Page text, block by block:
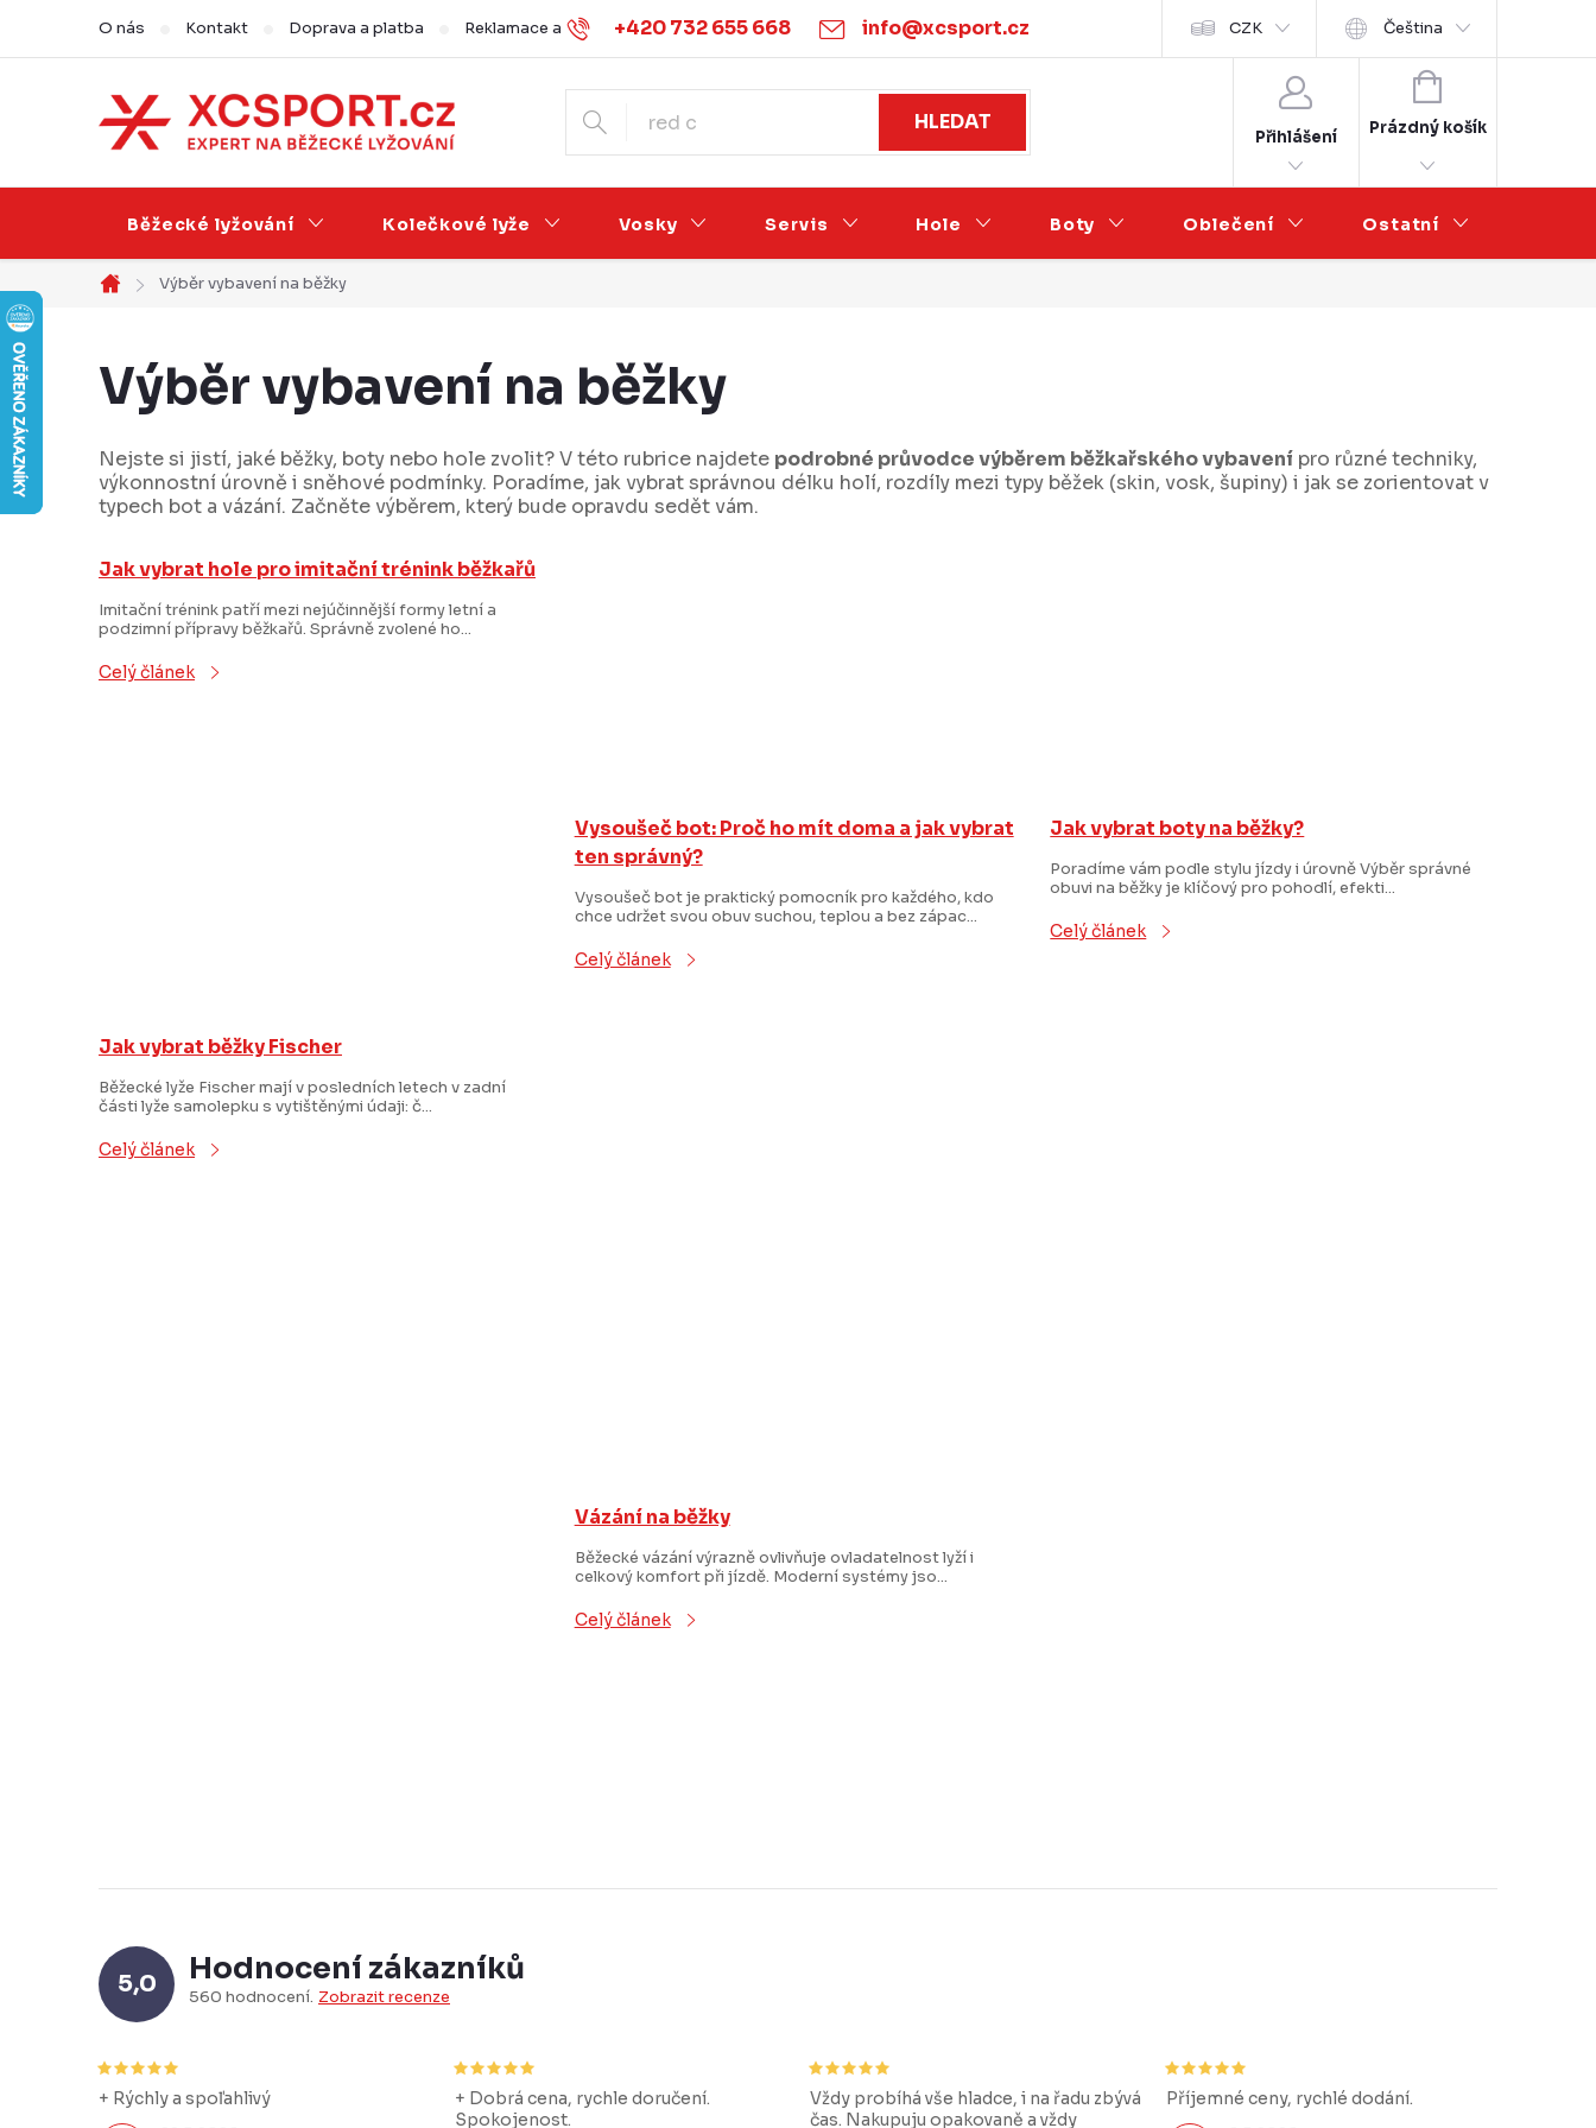
obsah
+420 732 655 668 info@xcsport.cz
O nás Kontakt Doprava a platba Reklamace a vrácení Obchodní podmínky Ochrana osobních údajů Velkoobchod CZK Čeština
HLEDAT
Přihlášení
NÁKUPNÍ
KOŠÍK
Prázdný košík
Běžecké lyžování Kolečkové lyže Vosky Servis Hole Boty Oblečení Ostatní
Domů
Výběr vybavení na běžky
Výběr vybavení na běžky
Nejste si jistí, jaké běžky, boty nebo hole zvolit? V této rubrice najdete podrobné průvodce výběrem běžkařského vybavení pro různé techniky,
výkonnostní úrovně i sněhové podmínky. Poradíme, jak vybrat správnou délku holí, rozdíly mezi typy běžek (skin, vosk, šupiny) i jak se zorientovat v
typech bot a vázání. Začněte výběrem, který bude opravdu sedět vám.
V
ý
p
i
Jak vybrat hole pro imitační trénink běžkařů
Imitační trénink patří mezi nejúčinnější formy letní a
podzimní přípravy běžkařů. Správně zvolené ho...
Celý článek
Vysoušeč bot: Proč ho mít doma a jak vybrat
ten správný?
Vysoušeč bot je praktický pomocník pro každého, kdo
chce udržet svou obuv suchou, teplou a bez zápac...
Celý článek
Jak vybrat boty na běžky?
Poradíme vám podle stylu jízdy i úrovně Výběr správné
obuvi na běžky je klíčový pro pohodlí, efekti...
Celý článek
Jak vybrat běžky Fischer
Běžecké lyže Fischer mají v posledních letech v zadní
části lyže samolepku s vytištěnými údaji: č...
Celý článek
Vázání na běžky
Běžecké vázání výrazně ovlivňuje ovladatelnost lyží i
celkový komfort při jízdě. Moderní systémy jso...
Celý článek
d
c
í
p
r
v
5,0 Hodnocení zákazníků
560 hodnocení Zobrazit recenze
+ Rýchly a spoľahlivý
+ Dobrá cena, rychle doručení.
Spokojenost.
Vždy probíhá vše hladce, i na řadu zbývá
čas. Nakupuju opakovaně a vždy
Příjemné ceny, rychlé dodání.